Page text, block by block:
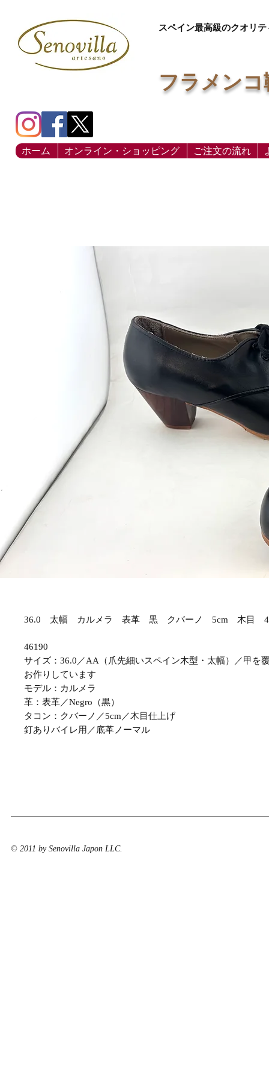
スペイン最高級のクオリ
フラメン
ホーム オンライン・ショッピング ご注文の流れ
36.0 太幅 カルメラ 表革 黒 クバーノ 5cm 木目
46190
サイズ：36.0／AA（爪先細いスペイン木型・太幅）／甲を
お作りしています
モデル：カルメラ
革：表革／Negro（黒）
タコン：クバーノ／5cm／木目仕上げ
釘ありバイレ用／底革ノーマル
© 2011 by Senovilla Japon LLC.